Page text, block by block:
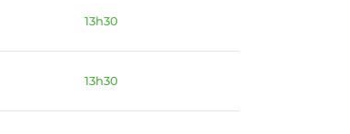
13h30
13h30